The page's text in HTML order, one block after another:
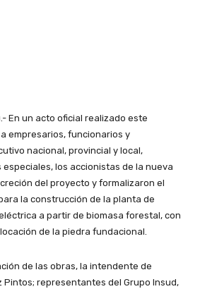
En un acto oficial realizado este
empresarios, funcionarios y
nacional, provincial y local,
los accionistas de la nueva
del proyecto y formalizaron el
la construcción de la planta de
a partir de biomasa forestal, con
de la piedra fundacional.
de las obras, la intendente de
Pintos; representantes del Grupo Insud,